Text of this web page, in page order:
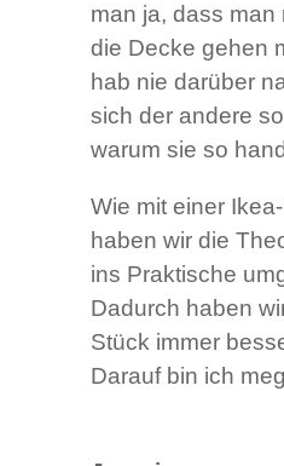
man ja, dass man
die Decke gehen
hab nie darüber
sich der andere
warum sie so
Wie mit einer
haben wir die
ins Praktische
Dadurch haben
Stück immer
Darauf bin ich